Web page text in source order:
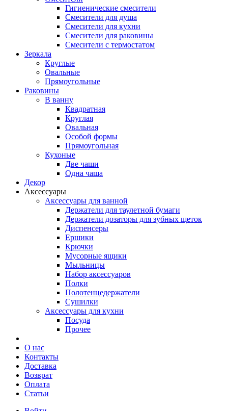
Гигиенические смесители
Смесители для душа
Смесители для кухни
Смесители для раковины
Смесители с термостатом
Зеркала
Круглые
Овальные
Прямоугольные
Раковины
В ванну
Квадратная
Круглая
Овальная
Особой формы
Прямоугольная
Кухоные
Две чаши
Одна чаша
Декор
Аксессуары
Аксессуары для ванной
Держатели для таулетной бумаги
Держатели дозаторы для зубных щеток
Диспенсеры
Ершики
Крючки
Мусорные ящики
Мыльницы
Набор аксессуаров
Полки
Полотенцедержатели
Сушилки
Аксессуары для кухни
Посуда
Прочее
О нас
Контакты
Доставка
Возврат
Оплата
Статьи